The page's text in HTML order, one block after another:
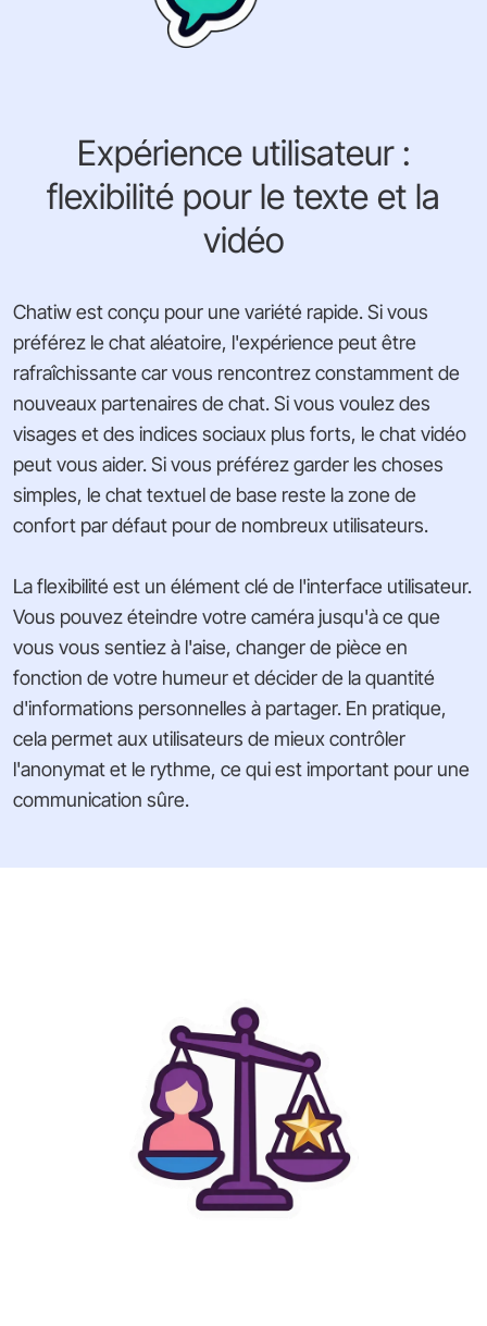
Expérience utilisateur :
flexibilité pour le texte et la
vidéo
Chatiw est conçu pour une variété rapide. Si vous
préférez le chat aléatoire, l'expérience peut être
rafraîchissante car vous rencontrez constamment de
nouveaux partenaires de chat. Si vous voulez des
visages et des indices sociaux plus forts, le chat vidéo
peut vous aider. Si vous préférez garder les choses
simples, le chat textuel de base reste la zone de
confort par défaut pour de nombreux utilisateurs.
La flexibilité est un élément clé de l'interface utilisateur.
Vous pouvez éteindre votre caméra jusqu'à ce que
vous vous sentiez à l'aise, changer de pièce en
fonction de votre humeur et décider de la quantité
d'informations personnelles à partager. En pratique,
cela permet aux utilisateurs de mieux contrôler
l'anonymat et le rythme, ce qui est important pour une
communication sûre.